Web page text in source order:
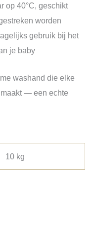
op 40°C, geschikt
worden
gebruik bij het
je baby
washand die elke
— een echte
10 kg